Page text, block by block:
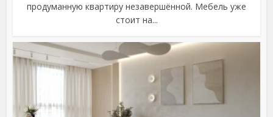
продуманную квартиру незавершённой. Мебель уже
стоит на...